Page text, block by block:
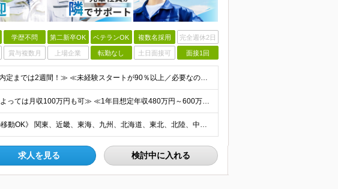
学歴不問 第二新卒OK ベテランOK 複数名採用 完全週休2日
賞与複数月 上場企業 転勤なし 土日面接可 面接1回
≪10名以上の増員募集／応募から内定までは2週間！≫ ≪未経験スタートが90％以上／必要なのは自動車免許のみ≫ ★20～40代を中心に幅広い世代の方が活躍中！ ■学歴不問 ■未経験OK ■普通自動車免
≪平均月収40万～50万円／場合によっては月収100万円も可≫ ≪1年目想定年収480万円～600万円！≫ ◆完全出来高制 ※開業後、5ヶ月間は売上補填制度あり（売上額による） ◎技術研修期間(2ヶ
《自宅からの直行直帰OK／車での移動OK》 関東、近畿、東海、九州、北海道、東北、北陸、中国の各エリア ★希望地域を優先します ・南関東エリア(神奈川/東京/埼玉/千葉) ・近畿エリア(大阪/兵庫/
求人を見る 検討中に入れる